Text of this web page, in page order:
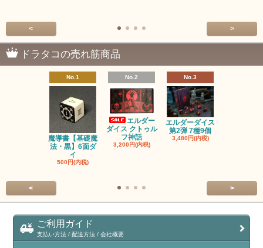
< >
ドラタコの売れ筋商品
No.1
魔導書【基礎魔
法・黒】6面ダ
イ
500円(内税)
No.2
エルダー
ダイス クトゥル
フ神話
3,200円(内税)
No.3
エルダーダイス
第2弾 7種9個
3,480円(内税)
< >
ご利用ガイド
支払い方法 / 配送方法 / 会社概要